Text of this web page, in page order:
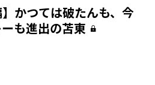
】かつては破たんも、今
も進出の苫東